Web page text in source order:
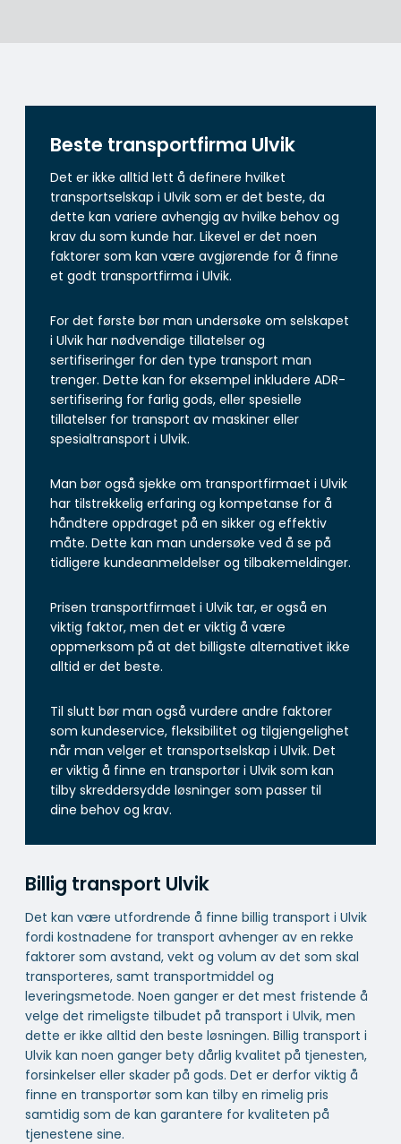
Beste transportfirma Ulvik
Det er ikke alltid lett å definere hvilket
transportselskap i Ulvik som er det beste, da
dette kan variere avhengig av hvilke behov og
krav du som kunde har. Likevel er det noen
faktorer som kan være avgjørende for å finne
et godt transportfirma i Ulvik.
For det første bør man undersøke om selskapet
i Ulvik har nødvendige tillatelser og
sertifiseringer for den type transport man
trenger. Dette kan for eksempel inkludere ADR-
sertifisering for farlig gods, eller spesielle
tillatelser for transport av maskiner eller
spesialtransport i Ulvik.
Man bør også sjekke om transportfirmaet i Ulvik
har tilstrekkelig erfaring og kompetanse for å
håndtere oppdraget på en sikker og effektiv
måte. Dette kan man undersøke ved å se på
tidligere kundeanmeldelser og tilbakemeldinger.
Prisen transportfirmaet i Ulvik tar, er også en
viktig faktor, men det er viktig å være
oppmerksom på at det billigste alternativet ikke
alltid er det beste.
Til slutt bør man også vurdere andre faktorer
som kundeservice, fleksibilitet og tilgjengelighet
når man velger et transportselskap i Ulvik. Det
er viktig å finne en transportør i Ulvik som kan
tilby skreddersydde løsninger som passer til
dine behov og krav.
Billig transport Ulvik
Det kan være utfordrende å finne billig transport i Ulvik
fordi kostnadene for transport avhenger av en rekke
faktorer som avstand, vekt og volum av det som skal
transporteres, samt transportmiddel og
leveringsmetode. Noen ganger er det mest fristende å
velge det rimeligste tilbudet på transport i Ulvik, men
dette er ikke alltid den beste løsningen. Billig transport i
Ulvik kan noen ganger bety dårlig kvalitet på tjenesten,
forsinkelser eller skader på gods. Det er derfor viktig å
finne en transportør som kan tilby en rimelig pris
samtidig som de kan garantere for kvaliteten på
tjenestene sine.